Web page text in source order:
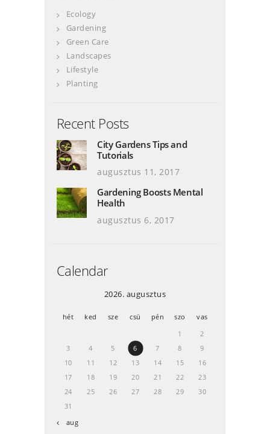
Ecology
Gardening
Green Care
Landscapes
Lifestyle
Planting
Recent Posts
City Gardens Tips and
Tutorials
augusztus 11, 2017
Gardening Boosts Mental
Health
augusztus 6, 2017
Calendar
2026. augusztus
hét ked sze csü pén szo
vas
1
2
3
4 5 6 7 8
9
10
11 12 13 14 15
16
17
18 19 20 21 22
23
24
25 26 27 28 29
30
31
« aug